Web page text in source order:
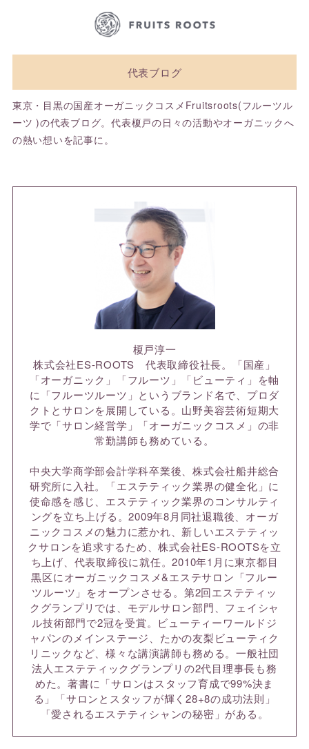
代表ブログ
東京・目黒の国産オーガニックコスメFruitsroots(フルーツル
ーツ )の代表ブログ。代表榎戸の日々の活動やオーガニックへ
の熱い想いを記事に。
榎戸淳一
株式会社ES-ROOTS 代表取締役社長。「国産」
「オーガニック」「フルーツ」「ビューティ」を軸
に「フルーツルーツ」というブランド名で、プロダ
クトとサロンを展開している。山野美容芸術短期大
学で「サロン経営学」「オーガニックコスメ」の非
常勤講師も務めている。
中央大学商学部会計学科卒業後、株式会社船井総合
研究所に入社。「エステティック業界の健全化」に
使命感を感じ、エステティック業界のコンサルティ
ングを立ち上げる。2009年8月同社退職後、オーガ
ニックコスメの魅力に惹かれ、新しいエステティッ
クサロンを追求するため、株式会社ES-ROOTSを立
ち上げ、代表取締役に就任。2010年1月に東京都目
黒区にオーガニックコスメ&エステサロン「フルー
ツルーツ」をオープンさせる。第2回エステティッ
クグランプリでは、モデルサロン部門、フェイシャ
ル技術部門で2冠を受賞。ビューティーワールドジ
ャパンのメインステージ、たかの友梨ビューティク
リニックなど、様々な講演講師も務める。一般社団
法人エステティックグランプリの2代目理事長も務
めた。著書に「サロンはスタッフ育成で99%決ま
る」「サロンとスタッフが輝く28+8の成功法則」
「愛されるエステティシャンの秘密」がある。